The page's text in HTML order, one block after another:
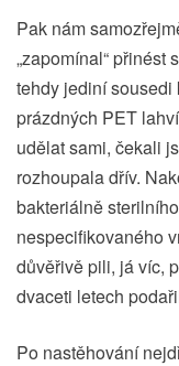
Pak nám
„zapomínal“ přinést
tehdy jediní
prázdných PET
udělat sami, čekali
rozhoupala dřív.
bakteriálně
nespecifikovaného
důvěřivě pili, já víc,
dvaceti letech
Po nastěhování